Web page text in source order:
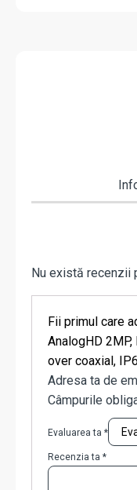
Nu există recenzii
Fii primul care
AnalogHD
over coaxial,
Adresa ta de
Câmpurile
Evaluarea ta *
Recenzia ta *